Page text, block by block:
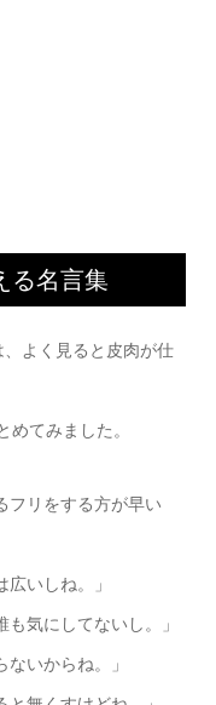
る名言集
、よく見ると皮肉が仕
めてみました。
リをする方が早い
いしね。」
気にしてないし。」
いからね。」